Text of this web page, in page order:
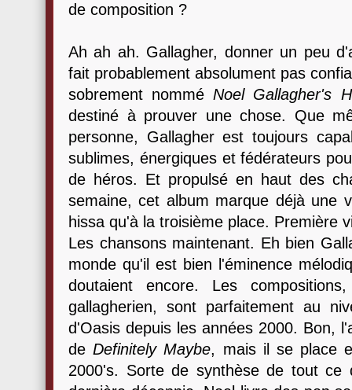
de composition ?
Ah ah ah. Gallagher, donner un peu
fait probablement absolument pas
sobrement nomméNoel Gallagher's
destiné à prouver une chose. Que
personne, Gallagher est toujours
sublimes, énergiques et fédérateurs
de héros. Et propulsé en haut des
semaine, cet album marque déjà une
hissa qu'à la troisième place. Première
Les chansons maintenant. Eh bien
monde qu'il est bien l'éminence
doutaient encore. Les
gallagherien, sont parfaitement au
d'Oasis depuis les années 2000. Bon,
deDefinitely Maybe, mais il se place
2000's. Sorte de synthèse de tout